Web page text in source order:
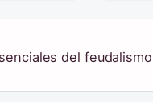
del